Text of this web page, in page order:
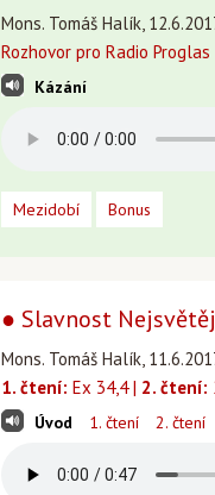
Mons. Tomáš Halík,
Rozhovor pro Radio Proglas
Kázání
Mezidobí Bonus
● Slavnost
Mons. Tomáš Halík,
1. čtení: Ex 34,4 | 2. čtení:
Úvod 1. čtení 2. čtení